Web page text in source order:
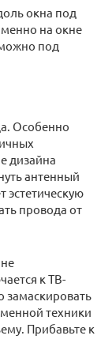
окна под
на окне
под
Особенно
дизайна
антенный
эстетическую
провода от
к ТВ-
замаскировать
техники
Прибавьте к